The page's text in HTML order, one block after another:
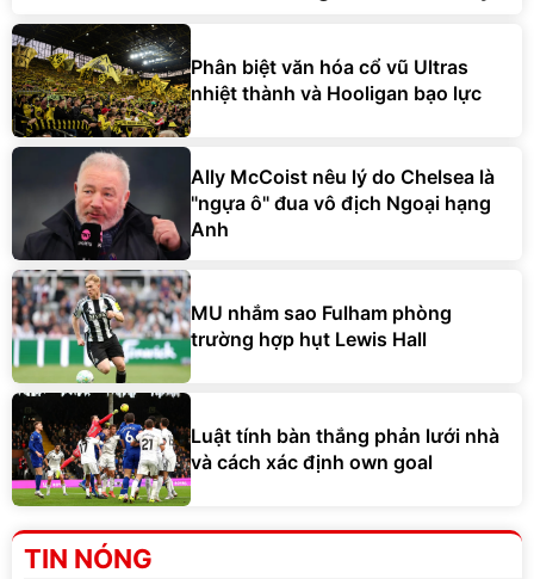
Phân biệt văn hóa cổ vũ Ultras
nhiệt thành và Hooligan bạo lực
Ally McCoist nêu lý do Chelsea là
"ngựa ô" đua vô địch Ngoại hạng
Anh
MU nhắm sao Fulham phòng
trường hợp hụt Lewis Hall
Luật tính bàn thắng phản lưới nhà
và cách xác định own goal
TIN NÓNG